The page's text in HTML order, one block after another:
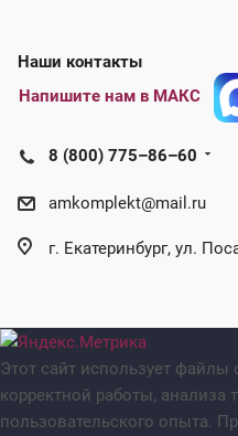
Наши
Напишите нам в МАКС
8 (800) 775–86–60
amkomplekt@mail.ru
г. Екатеринбург, ул.
Этот сайт использует файлы
корректной работы, анализа
пользовательского опыта.